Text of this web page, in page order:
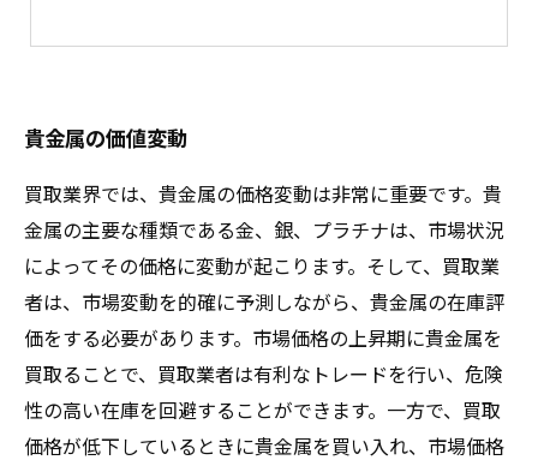
貴金属の価値変動
買取業界では、貴金属の価格変動は非常に重要です。貴
金属の主要な種類である金、銀、プラチナは、市場状況
によってその価格に変動が起こります。そして、買取業
者は、市場変動を的確に予測しながら、貴金属の在庫評
価をする必要があります。市場価格の上昇期に貴金属を
買取ることで、買取業者は有利なトレードを行い、危険
性の高い在庫を回避することができます。一方で、買取
価格が低下しているときに貴金属を買い入れ、市場価格